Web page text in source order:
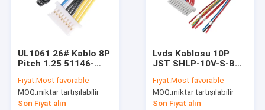
Hakkımızda
Haberler
UL1061 26# Kablo 8P
Pitch 1.25 51146-
veya MX3.0 43645-
2P'ye
Fiyat:Most favorable
MOQ:miktar tartışılabilir
Son Fiyat alın
Lvds Kablosu 10P
JST SHLP-10V-S-B
Kullanımlı Koaksiyel
Kablo Montajları
Otomotiv
Fiyat:Most favorable
MOQ:miktar tartışılabilir
Son Fiyat alın